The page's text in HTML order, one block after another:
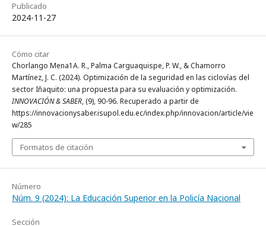
Publicado
2024-11-27
Cómo citar
Chorlango Mena1A. R., Palma Carguaquispe, P. W., & Chamorro
Martínez, J. C. (2024). Optimización de la seguridad en las ciclovías del
sector Iñaquito: una propuesta para su evaluación y optimización.
INNOVACIÓN & SABER, (9), 90-96. Recuperado a partir de
https://innovacionysaber.isupol.edu.ec/index.php/innovacion/article/vie
w/285
Formatos de citación
Número
Núm. 9 (2024): La Educación Superior en la Policía Nacional
Sección